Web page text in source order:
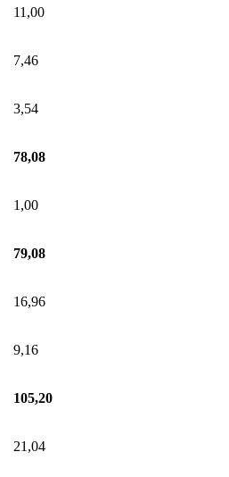
11,00
7,46
3,54
78,08
1,00
79,08
16,96
9,16
105,20
21,04